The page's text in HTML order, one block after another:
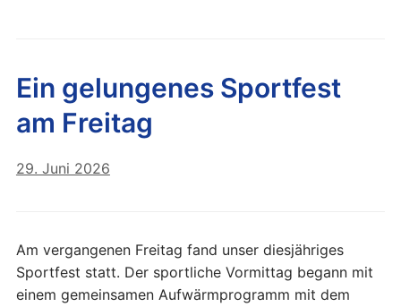
Ein gelungenes Sportfest
am Freitag
29. Juni 2026
Am vergangenen Freitag fand unser diesjähriges
Sportfest statt. Der sportliche Vormittag begann mit
einem gemeinsamen Aufwärmprogramm mit dem